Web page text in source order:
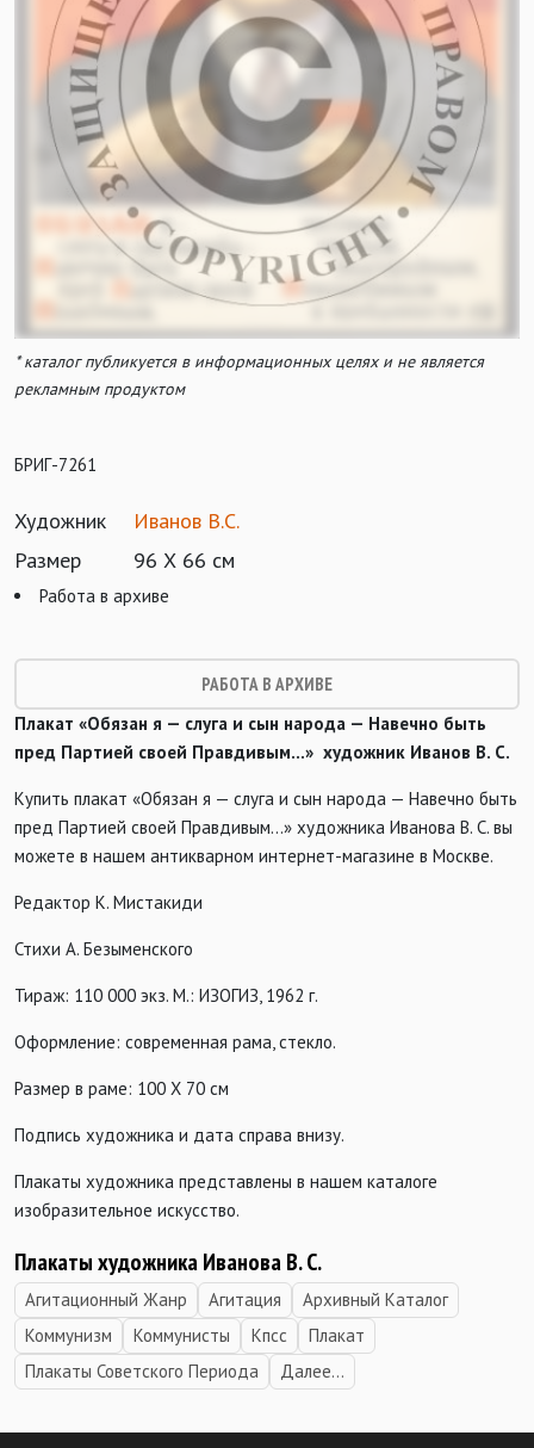
* каталог публикуется в информационных целях и не является
рекламным продуктом
БРИГ-7261
Художник
Иванов В.С.
Размер
96 Х 66 см
Работа в архиве
РАБОТА В АРХИВЕ
Плакат «Обязан я — слуга и сын народа — Навечно быть
пред Партией своей Правдивым…» художник Иванов В. С.
Купить плакат «Обязан я — слуга и сын народа — Навечно быть
пред Партией своей Правдивым…» художника Иванова В. С. вы
можете в нашем антикварном интернет-магазине в Москве.
Редактор К. Мистакиди
Стихи А. Безыменского
Тираж: 110 000 экз. М.: ИЗОГИЗ, 1962 г.
Оформление: современная рама, стекло.
Размер в раме: 100 Х 70 см
Подпись художника и дата справа внизу.
Плакаты художника представлены в нашем каталоге
изобразительное искусство.
Плакаты художника Иванова В. С.
Агитационный Жанр Агитация
Архивный Каталог
Коммунизм
Коммунисты Кпсс
Плакат
Плакаты Советского Периода
Далее...